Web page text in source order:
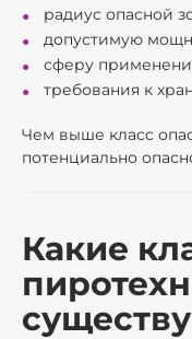
радиус опасной
допустимую
сферу
требования к
Чем выше класс
потенциально
Какие